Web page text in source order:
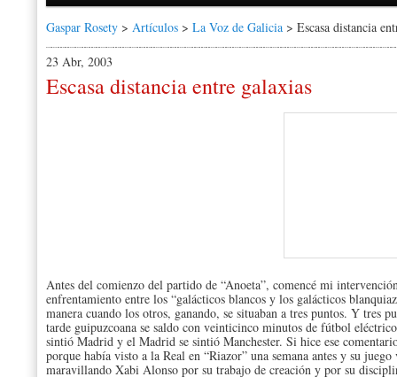
Gaspar Rosety > Artículos > La Voz de Galicia > Escasa distancia
23 Abr, 2003
Escasa distancia entre galaxias
Antes del comienzo del partido de “Anoeta”, comencé mi
enfrentamiento entre los “galácticos blancos y los galácticos
manera cuando los otros, ganando, se situaban a tres puntos. Y tres
tarde guipuzcoana se saldo con veinticinco minutos de fútbol
sintió Madrid y el Madrid se sintió Manchester. Si hice ese
porque había visto a la Real en “Riazor” una semana antes y su
maravillando Xabi Alonso por su trabajo de creación y por su